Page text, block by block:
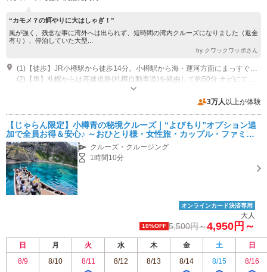
“カモメ？の餌やりに大はしゃぎ！”
風が強く、残念な事に湾外へは出られず、短時間の湾内クルーズになりました（返金
有り）、停泊していた大型...
by クワックワッボさん
(1)【徒歩】JR小樽駅から徒歩14分。小樽駅から海・運河方面にまっすぐ下る、 小樽運河の石畳遊歩道を左へ進む。 （右手に運河を眺めながらまっすぐ４００ｍです）
受付時間：電話8：00-18：00 営業時間：8：50～17：40（季節により変動
あり） 営業期間：2026/4/6--2026/10/15 クローズ：荒波時欠航。途中引き
3万人 以上が体験
【じゃらん限定】小樽青の秘境クルーズ｜“よびもり”オプション追
加で全員お得＆安心♪ ～おひとり様・女性旅・カップル・ファミリ
ーどんな方でも大歓迎～クルーズ・クルージング
1時間10分
オンラインカード決済専用
大人
10%OFF 5,500円～4,950円～
日 月 火 水 木 金 土
日
8/9
8/10 8/11 8/12 8/13 8/14 8/15 8/16